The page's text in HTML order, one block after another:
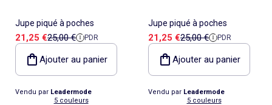
Jupe piqué à poches
Prix de vente
21,25 €Prix de référence
25,00 € PDR
Ajouter au panier
Vendu par Leadermode
5 couleurs
Jupe piqué à poches
Prix de vente
21,25 €Prix de référence
25,00 € PDR
Ajouter au panier
Vendu par Leadermode
5 couleurs